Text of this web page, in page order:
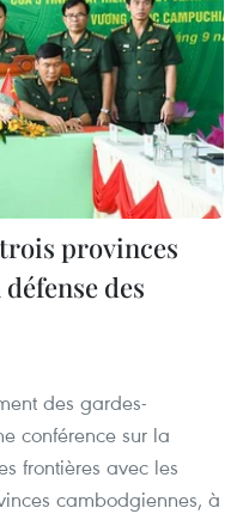
provinces
des
des gardes-
conférence sur la
frontières avec les
cambodgiennes, à